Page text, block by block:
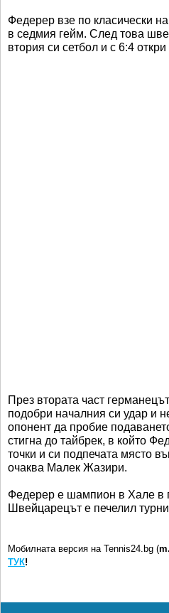
Федерер взе по класически
в седмия гейм. След това
втория си сетбол и с 6:4
През втората част
подобри началния си удар и
опонент да пробие
стигна до тайбрек, в който
точки и си подпечата място
очаква Малек Жазири.
Федерер е шампион в Хале в
Швейцарецът е печелил
Мобилната версия на Tennis24.bg (
ТУК!